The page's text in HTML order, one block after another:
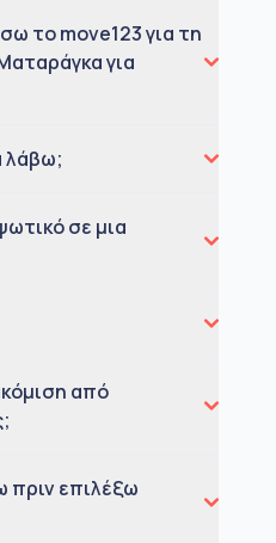
το move123 για τη
για
λάβω;
σε μια
από
πριν επιλέξω